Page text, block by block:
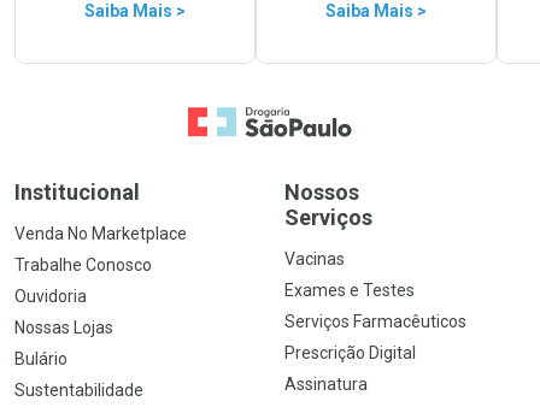
Saiba Mais > Saiba Mais >
Ir para a Home
Institucional
Venda No Marketplace
Trabalhe Conosco
Ouvidoria
Nossas Lojas
Bulário
Sustentabilidade
Nossos
Serviços
Vacinas
Exames e Testes
Serviços Farmacêuticos
Prescrição Digital
Assinatura